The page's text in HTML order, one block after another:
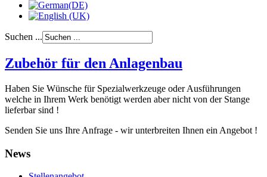
Suchen ...
Zubehör für den Anlagenbau
Haben Sie Wünsche für Spezialwerkzeuge oder Ausführungen
welche in Ihrem Werk benötigt werden aber nicht von der Stange
lieferbar sind !
Senden Sie uns Ihre Anfrage - wir unterbreiten Ihnen ein Angebot !
News